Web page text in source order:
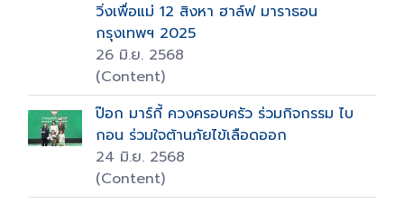
วิ่งเพื่อแม่ 12 สิงหา ฮาล์ฟ มาราธอน
กรุงเทพฯ 2025
26 มิ.ย. 2568
(Content)
ป๊อก มาร์กี้ ควงครอบครัว ร่วมกิจกรรม ไบ
กอน ร่วมใจต้านภัยไข้เลือดออก
24 มิ.ย. 2568
(Content)